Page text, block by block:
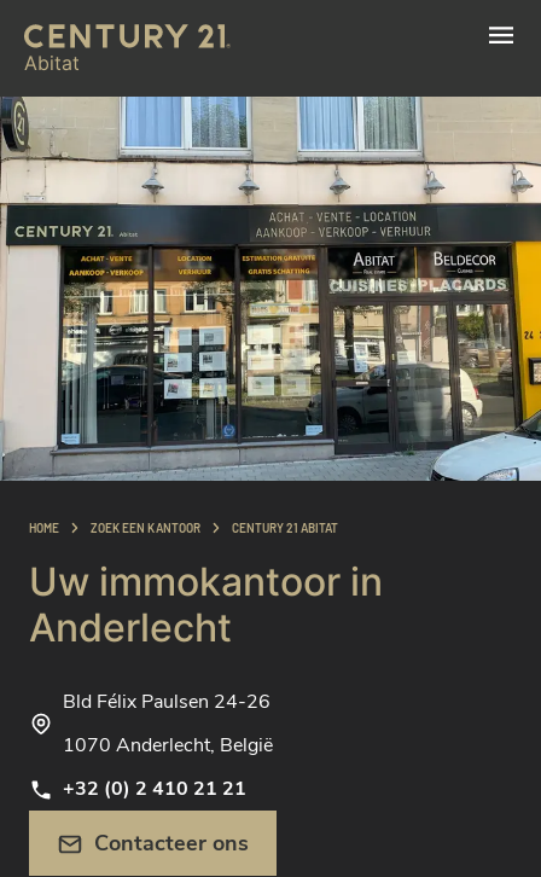
Abitat
HOME ZOEK EEN KANTOOR CENTURY 21 ABITAT
Uw immokantoor in
Anderlecht
Bld Félix Paulsen 24-26
1070 Anderlecht, België
+32 (0) 2 410 21 21
Contacteer ons